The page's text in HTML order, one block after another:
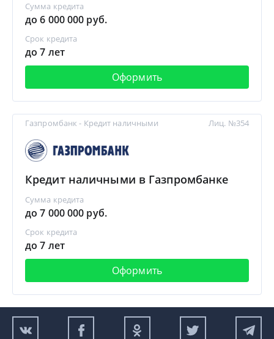
Сумма кредита
до 6 000 000 руб.
Срок кредита
до 7 лет
Оформить
Газпромбанк - Кредит наличными
Кредит наличными в Газпромбанке
Сумма кредита
до 7 000 000 руб.
Срок кредита
до 7 лет
Оформить
Лиц. №354